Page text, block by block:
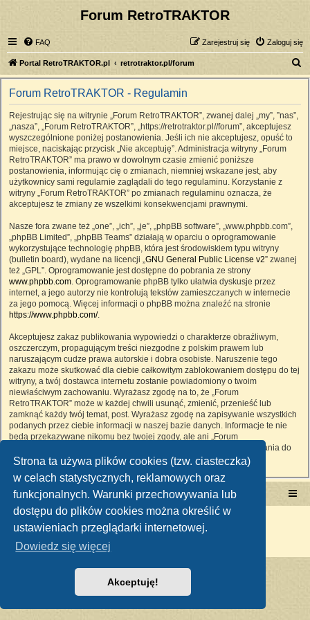
Strona ta używa plików cookies (tzw. ciasteczka)
w celach statystycznych, reklamowych oraz
funkcjonalnych. Warunki przechowywania lub
dostępu do plików cookies można określić w
ustawieniach przeglądarki internetowej.
Dowiedz się więcej
Akceptuję!
Forum RetroTRAKTOR
FAQ Zaloguj się
Zarejestruj się
Portal RetroTRAKTOR.pl retrotraktor.pl/forum
z
Forum RetroTRAKTOR - Regulamin
Rejestrując się na witrynie „Forum RetroTRAKTOR”, zwanej dalej „my”, ”nas”,
„nasza”, „Forum RetroTRAKTOR”, „https://retrotraktor.pl//forum”, akceptujesz
wyszczególnione poniżej postanowienia. Jeśli ich nie akceptujesz, opuść to
miejsce, naciskając przycisk „Nie akceptuję”. Administracja witryny „Forum
RetroTRAKTOR” ma prawo w dowolnym czasie zmienić poniższe
postanowienia, informując cię o zmianach, niemniej wskazane jest, aby
użytkownicy sami regularnie zaglądali do tego regulaminu. Korzystanie z
witryny „Forum RetroTRAKTOR” po zmianach regulaminu oznacza, że
akceptujesz te zmiany ze wszelkimi konsekwencjami prawnymi.
Nasze fora zwane też „one”, „ich”, „je”, „phpBB software”, „www.phpbb.com”,
„phpBB Limited”, „phpBB Teams” działają w oparciu o oprogramowanie
wykorzystujące technologię phpBB, która jest środowiskiem typu witryny
(bulletin board), wydane na licencji „GNU General Public License v2” zwanej
też „GPL”. Oprogramowanie jest dostępne do pobrania ze strony
www.phpbb.com. Oprogramowanie phpBB tylko ułatwia dyskusje przez
internet, a jego autorzy nie kontrolują tekstów zamieszczanych w internecie
za jego pomocą. Więcej informacji o phpBB można znaleźć na stronie
https://www.phpbb.com/.
Akceptujesz zakaz publikowania wypowiedzi o charakterze obraźliwym,
oszczerczym, propagującym treści niezgodne z polskim prawem lub
naruszającym cudze prawa autorskie i dobra osobiste. Naruszenie tego
zakazu może skutkować dla ciebie całkowitym zablokowaniem dostępu do tej
witryny, a twój dostawca internetu zostanie powiadomiony o twoim
niewłaściwym zachowaniu. Wyrażasz zgodę na to, że „Forum
RetroTRAKTOR” może w każdej chwili usunąć, zmienić, przenieść lub
zamknąć każdy twój temat, post. Wyrażasz zgodę na zapisywanie wszystkich
podanych przez ciebie informacji w naszej bazie danych. Informacje te nie
będą przekazywane nikomu bez twojej zgody, ale ani „Forum
RetroTRAKTOR”, ani phpBB nie ponosi odpowiedzialności za włamania do
witryny, podczas których może dojść do kradzieży danych.
Portal RetroTRAKTOR.pl retrotraktor.pl/forum
Technologię dostarcza
Polski pakiet językowy dostarczaphpBB.pl
Zasady ochrony danych osobowych